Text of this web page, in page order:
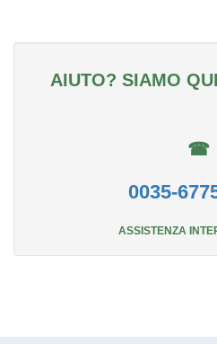
AIUTO? SIAMO
☎
0035-
ASSISTENZA